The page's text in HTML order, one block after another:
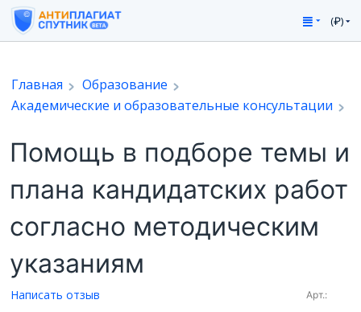
(₽)
Главная
Образование
Академические и образовательные консультации
Помощь в подборе темы и
плана кандидатских работ
согласно методическим
указаниям
Написать отзыв Арт.: